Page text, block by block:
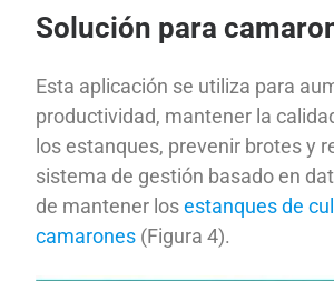
Solución para
Esta aplicación se utiliza para
productividad, mantener la
los estanques, prevenir brotes y
sistema de gestión basado en
de mantener losestanques de
camarones (Figura 4).